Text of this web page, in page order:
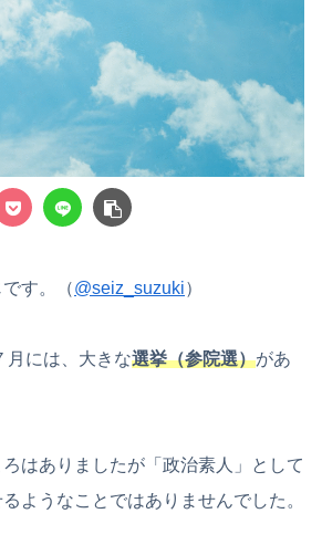
す。（@seiz_suzuki）
月には、大きな選挙（参院選）があ
はありましたが「政治素人」として
ようなことではありませんでした。